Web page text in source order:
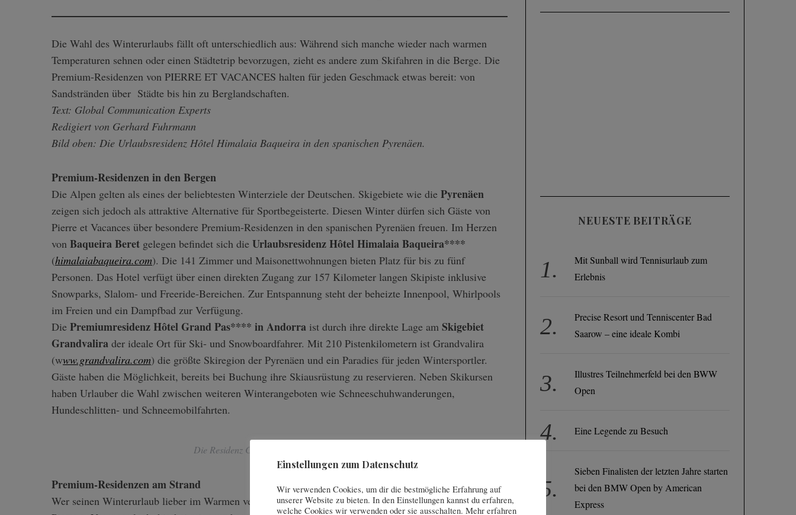
Die Wahl des Winterurlaubs fällt oft unterschiedlich aus: Während sich manche wieder nach warmen
Temperaturen sehnen oder einen Städtetrip bevorzugen, zieht es andere zum Skifahren in die Berge. Die
Premium-Residenzen von PIERRE ET VACANCES halten für jeden Geschmack etwas bereit: von
Sandstränden über Städte bis hin zu Berglandschaften.
Text: Global Communication Experts
Redigiert von Gerhard Fuhrmann
Bild oben: Die Urlaubsresidenz Hôtel Himalaia Baqueira in den spanischen Pyrenäen.
Premium-Residenzen in den Bergen
Die Alpen gelten als eines der beliebtesten Winterziele der Deutschen. Skigebiete wie die Pyrenäen
zeigen sich jedoch als attraktive Alternative für Sportbegeisterte. Diesen Winter dürfen sich Gäste von
Pierre et Vacances über besondere Premium-Residenzen in den spanischen Pyrenäen freuen. Im Herzen
von Baqueira Beret gelegen befindet sich die Urlaubsresidenz Hôtel Himalaia Baqueira****
(himalaiabaqueira.com). Die 141 Zimmer und Maisonettwohnungen bieten Platz für bis zu fünf
Personen. Das Hotel verfügt über einen direkten Zugang zur 157 Kilometer langen Skipiste inklusive
Snowparks, Slalom- und Freeride-Bereichen. Zur Entspannung steht der beheizte Innenpool, Whirlpools
im Freien und ein Dampfbad zur Verfügung.
Die Premiumresidenz Hôtel Grand Pas**** in Andorra ist durch ihre direkte Lage am Skigebiet
Grandvalira der ideale Ort für Ski- und Snowboardfahrer. Mit 210 Pistenkilometern ist Grandvalira
(www.grandvalira.com) die größte Skiregion der Pyrenäen und ein Paradies für jeden Wintersportler.
Gäste haben die Möglichkeit, bereits bei Buchung ihre Skiausrüstung zu reservieren. Neben Skikursen
haben Urlauber die Wahl zwischen weiteren Winterangeboten wie Schneeschuhwanderungen,
Hundeschlitten- und Schneemobilfahrten.
Die Residenz Choisy Les Bains auf Mauritius.
Premium-Residenzen am Strand
Wer seinen Winterurlaub lieber im Warmen verbringen will, entscheidet sich für eine Residenz am Meer.
NEUESTE BEITRÄGE
Mit Sunball wird Tennisurlaub zum
Erlebnis
Precise Resort und Tenniscenter Bad
Saarow – eine ideale Kombi
Illustres Teilnehmerfeld bei den BWW
Open
Eine Legende zu Besuch
Sieben Finalisten der letzten Jahre starten
bei den BMW Open by American
Express
S
r
c
h
Einstellungen zum Datenschutz
Wir verwenden Cookies, um dir die bestmögliche Erfahrung auf
unserer Website zu bieten. In den Einstellungen kannst du erfahren,
welche Cookies wir verwenden oder sie ausschalten. Mehr erfahren